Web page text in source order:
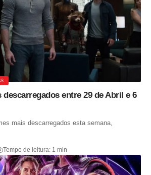
descarregados entre 29 de Abril e 6
mais descarregados esta semana,
Tempo de leitura: 1 min